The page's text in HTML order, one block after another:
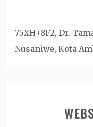
75XH+8F2, Dr.
Nusaniwe, Kota